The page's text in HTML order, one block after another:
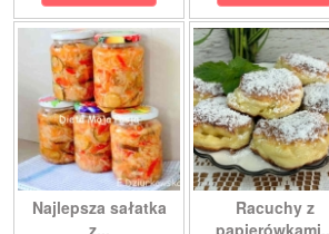
Najlepsza sałatka
z...
Racuchy z